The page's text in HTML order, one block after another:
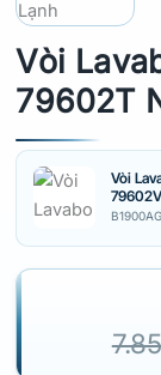
Vòi
79602T
Vòi